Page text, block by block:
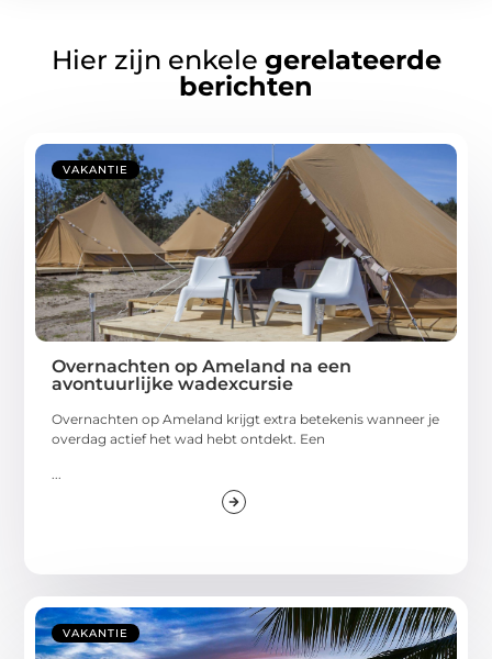
Hier zijn enkele gerelateerde
berichten
VAKANTIE
Overnachten op Ameland na een
avontuurlijke wadexcursie
Overnachten op Ameland krijgt extra betekenis wanneer je
overdag actief het wad hebt ontdekt. Een
...
VAKANTIE